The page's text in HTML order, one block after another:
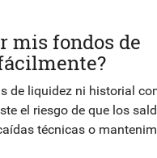
mis fondos de
de liquidez ni historial
el riesgo de que los
técnicas o